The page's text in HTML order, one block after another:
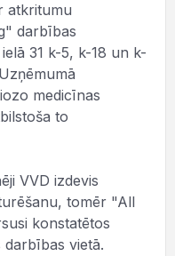
atkritumu
darbības
31 k-5, k-18 un k-
medicīnas
to
VVD izdevis
tomēr "All
konstatētos
vietā.